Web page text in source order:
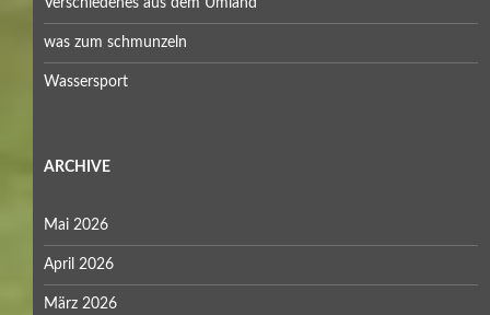
Verschiedenes aus dem Umland
was zum schmunzeln
Wassersport
ARCHIVE
Mai 2026
April 2026
März 2026